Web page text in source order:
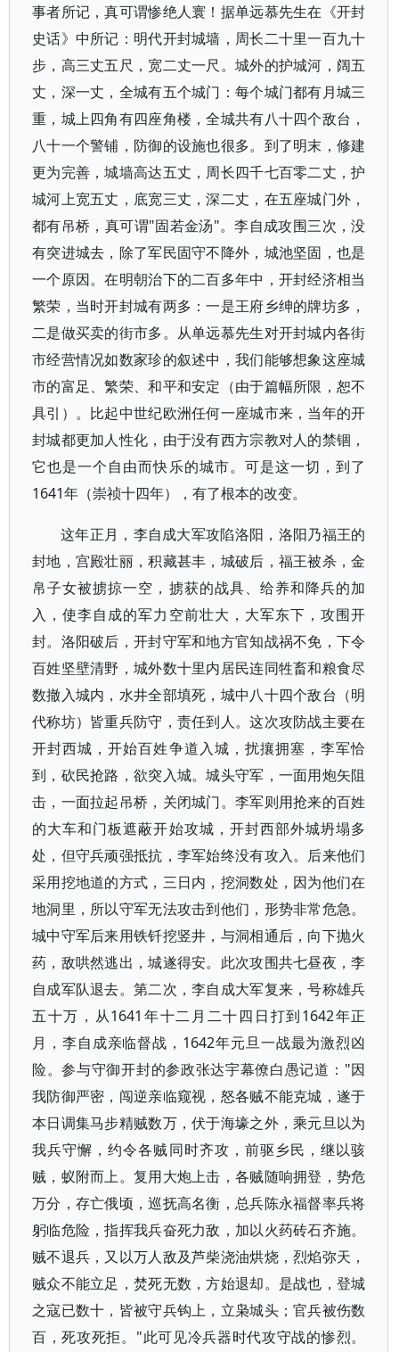
事者所记，真可谓惨绝人寰！据单远慕先生在《开封
史话》中所记：明代开封城墙，周长二十里一百九十
步，高三丈五尺，宽二丈一尺。城外的护城河，阔五
丈，深一丈，全城有五个城门：每个城门都有月城三
重，城上四角有四座角楼，全城共有八十四个敌台，
八十一个警铺，防御的设施也很多。到了明末，修建
更为完善，城墙高达五丈，周长四千七百零二丈，护
城河上宽五丈，底宽三丈，深二丈，在五座城门外，
都有吊桥，真可谓"固若金汤"。李自成攻围三次，没
有突进城去，除了军民固守不降外，城池坚固，也是
一个原因。在明朝治下的二百多年中，开封经济相当
繁荣，当时开封城有两多：一是王府乡绅的牌坊多，
二是做买卖的街市多。从单远慕先生对开封城内各街
市经营情况如数家珍的叙述中，我们能够想象这座城
市的富足、繁荣、和平和安定（由于篇幅所限，恕不
具引）。比起中世纪欧洲任何一座城市来，当年的开
封城都更加人性化，由于没有西方宗教对人的禁锢，
它也是一个自由而快乐的城市。可是这一切，到了
1641年（崇祯十四年），有了根本的改变。
这年正月，李自成大军攻陷洛阳，洛阳乃福王的
封地，宫殿壮丽，积藏甚丰，城破后，福王被杀，金
帛子女被掳掠一空，掳获的战具、给养和降兵的加
入，使李自成的军力空前壮大，大军东下，攻围开
封。洛阳破后，开封守军和地方官知战祸不免，下令
百姓坚壁清野，城外数十里内居民连同牲畜和粮食尽
数撤入城内，水井全部填死，城中八十四个敌台（明
代称坊）皆重兵防守，责任到人。这次攻防战主要在
开封西城，开始百姓争道入城，扰攘拥塞，李军恰
到，砍民抢路，欲突入城。城头守军，一面用炮矢阻
击，一面拉起吊桥，关闭城门。李军则用抢来的百姓
的大车和门板遮蔽开始攻城，开封西部外城坍塌多
处，但守兵顽强抵抗，李军始终没有攻入。后来他们
采用挖地道的方式，三日内，挖洞数处，因为他们在
地洞里，所以守军无法攻击到他们，形势非常危急。
城中守军后来用铁钎挖竖井，与洞相通后，向下抛火
药，敌哄然逃出，城遂得安。此次攻围共七昼夜，李
自成军队退去。第二次，李自成大军复来，号称雄兵
五十万，从1641年十二月二十四日打到1642年正
月，李自成亲临督战，1642年元旦一战最为激烈凶
险。参与守御开封的参政张达宇幕僚白愚记道："因
我防御严密，闯逆亲临窥视，怒各贼不能克城，遂于
本日调集马步精贼数万，伏于海壕之外，乘元旦以为
我兵守懈，约令各贼同时齐攻，前驱乡民，继以骇
贼，蚁附而上。复用大炮上击，各贼随响拥登，势危
万分，存亡俄顷，巡抚高名衡，总兵陈永福督率兵将
躬临危险，指挥我兵奋死力敌，加以火药砖石齐施。
贼不退兵，又以万人敌及芦柴浇油烘烧，烈焰弥天，
贼众不能立足，焚死无数，方始退却。是战也，登城
之寇已数十，皆被守兵钩上，立枭城头；官兵被伤数
百，死攻死拒。"此可见冷兵器时代攻守战的惨烈。